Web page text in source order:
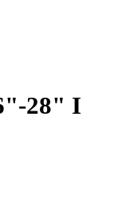
28" I